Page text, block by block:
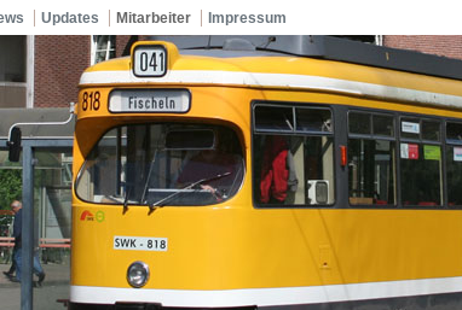
Updates Mitarbeiter Impressum